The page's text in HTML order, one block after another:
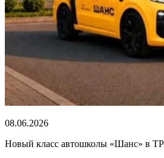
08.06.2026
Новый класс автошколы «Шанс» в